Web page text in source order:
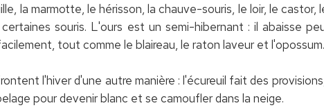
la marmotte, le hérisson, la chauve-souris, le loir, le castor,
souris. L'ours est un semi-hibernant : il abaisse
tout comme le blaireau, le raton laveur et l'opossum.
l'hiver d'une autre manière : l'écureuil fait des
pour devenir blanc et se camoufler dans la neige.